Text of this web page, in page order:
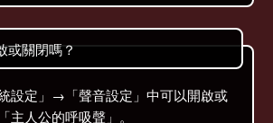
或關閉嗎？
設定」→「聲音設定」中可以開啟或
主人公的呼吸聲」。